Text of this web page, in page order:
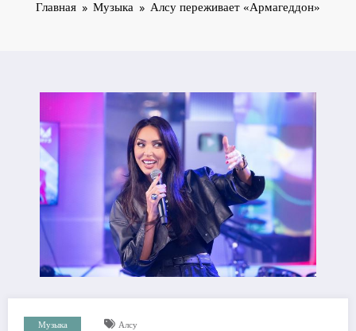
Главная Музыка Алсу переживает «Армагеддон»
Музыка Алсу